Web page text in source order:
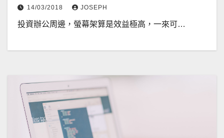
14/03/2018 JOSEPH
投資辦公周邊，螢幕架算是效益極高，一來可…